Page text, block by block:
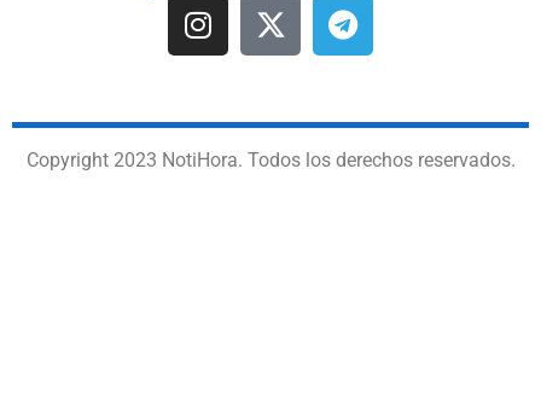
Copyright 2023 NotiHora. Todos los derechos reservados.